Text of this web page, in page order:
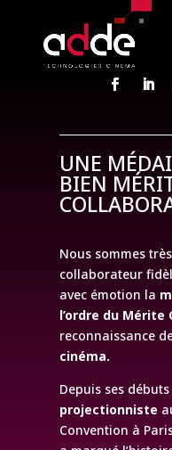
UNE
BIEN
Nous sommes
collaborateur
avec émotion la
l’ordre du
reconnaissance
cinéma.
Depuis ses
projectionniste
Convention à